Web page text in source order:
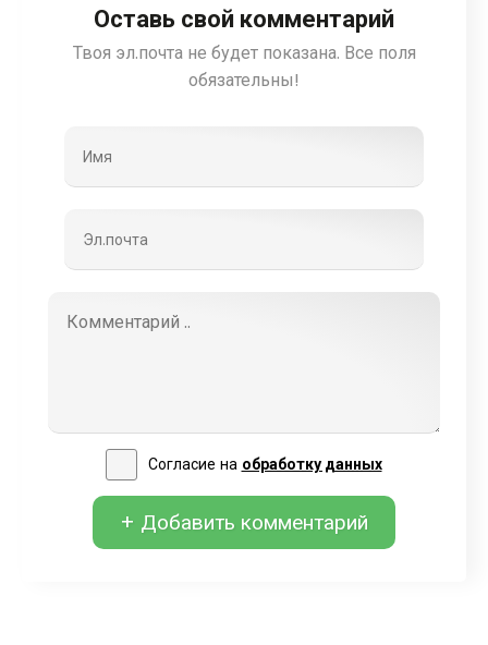
Оставь свой комментарий
Твоя эл.почта не будет показана. Все поля
обязательны!
Согласие на обработку данных
+ Добавить комментарий